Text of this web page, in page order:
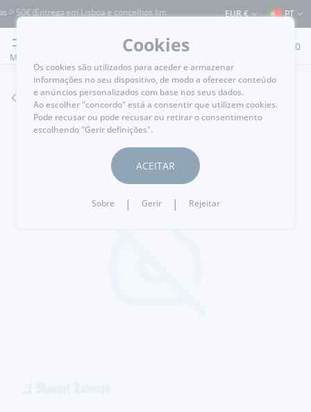
50€ (Entrega em Lisboa e concelhos limítrofes) ⚠️ Envios para Portugal e para
EUR € PT
MENU
0
VOLTAR
Cookies
Os cookies são utilizados para aceder e armazenar
informações no seu dispositivo, de modo a oferecer conteúdo
e anúncios personalizados com base nos seus dados.
Ao escolher "concordo" está a consentir que utilizem cookies.
Pode recusar ou pode recusar ou retirar o consentimento
escolhendo "Gerir definições".
ACEITAR
Sobre | Gerir | Rejeitar